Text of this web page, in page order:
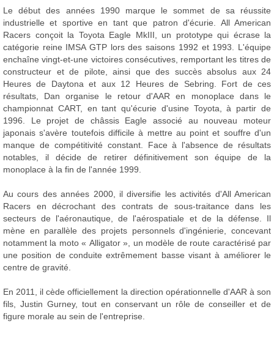
Le début des années 1990 marque le sommet de sa réussite
industrielle et sportive en tant que patron d'écurie. All American
Racers conçoit la Toyota Eagle MkIII, un prototype qui écrase la
catégorie reine IMSA GTP lors des saisons 1992 et 1993. L'équipe
enchaîne vingt-et-une victoires consécutives, remportant les titres de
constructeur et de pilote, ainsi que des succès absolus aux 24
Heures de Daytona et aux 12 Heures de Sebring. Fort de ces
résultats, Dan organise le retour d'AAR en monoplace dans le
championnat CART, en tant qu'écurie d'usine Toyota, à partir de
1996. Le projet de châssis Eagle associé au nouveau moteur
japonais s'avère toutefois difficile à mettre au point et souffre d'un
manque de compétitivité constant. Face à l'absence de résultats
notables, il décide de retirer définitivement son équipe de la
monoplace à la fin de l'année 1999.
Au cours des années 2000, il diversifie les activités d'All American
Racers en décrochant des contrats de sous-traitance dans les
secteurs de l'aéronautique, de l'aérospatiale et de la défense. Il
mène en parallèle des projets personnels d'ingénierie, concevant
notamment la moto « Alligator », un modèle de route caractérisé par
une position de conduite extrêmement basse visant à améliorer le
centre de gravité.
En 2011, il cède officiellement la direction opérationnelle d'AAR à son
fils, Justin Gurney, tout en conservant un rôle de conseiller et de
figure morale au sein de l'entreprise.